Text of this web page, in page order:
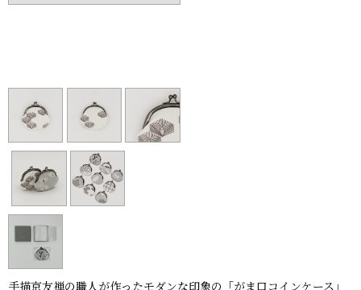
手描京友禅の職人が作ったモダンな印象の「がま口コインケース」